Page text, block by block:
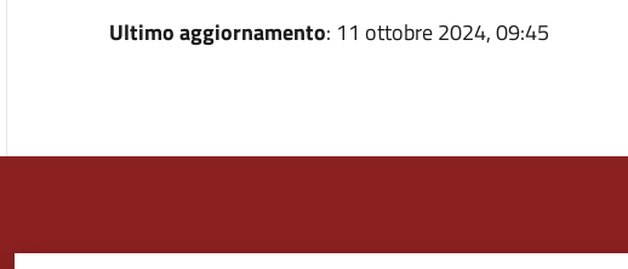
Ultimo aggiornamento: 11 ottobre 2024, 09:45